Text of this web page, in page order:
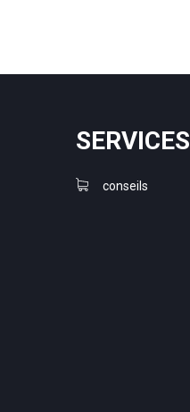
SERVICES
conseils